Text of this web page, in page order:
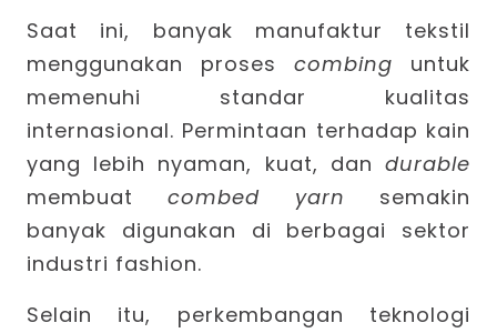
Saat ini, banyak manufaktur tekstil
menggunakan proses combing untuk
memenuhi standar kualitas
internasional. Permintaan terhadap kain
yang lebih nyaman, kuat, dan durable
membuatcombed yarn semakin
banyak digunakan di berbagai sektor
industri fashion.
Selain itu, perkembangan teknologi